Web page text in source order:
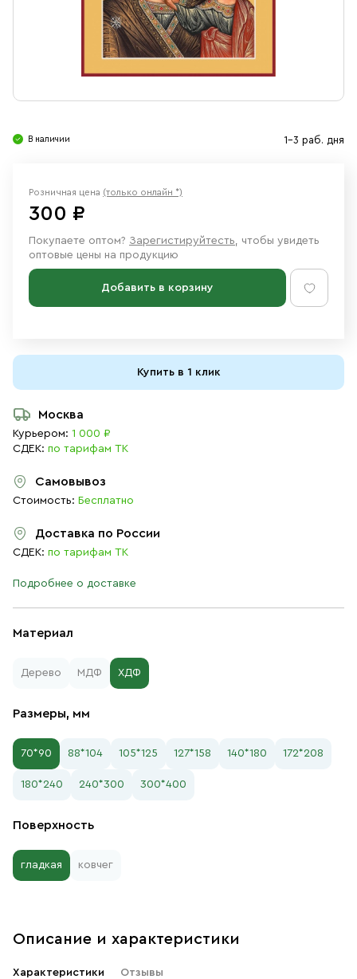
Ювелирные изделия
В наличии 1-3 раб. дня
Материал
Дерево МДФ ХДФ
Размеры, мм
70*90 88*104 105*125 127*158 140*180 172*208
180*240 240*300 300*400
Поверхность
гладкая ковчег
Розничная цена (только онлайн *)
300 ₽
Покупаете оптом? Зарегистируйтесть, чтобы увидеть
оптовые цены на продукцию
Добавить в корзину
Купить в 1 клик
Москва
Курьером: 1 000 ₽
СДЕК: по тарифам ТК
Самовывоз
Стоимость: Бесплатно
Доставка по России
СДЕК: по тарифам ТК
Подробнее о доставке
Описание и характеристики
Характеристики Отзывы